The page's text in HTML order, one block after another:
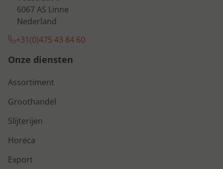
6067 AS Linne
Nederland
+31(0)475 43 84 60
Onze diensten
Assortiment
Groothandel
Slijterijen
Horeca
Export